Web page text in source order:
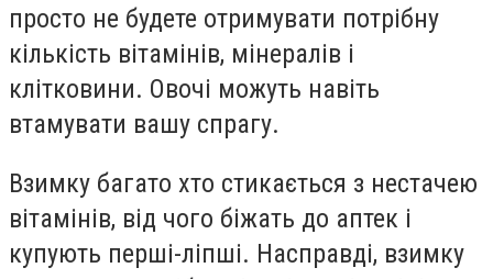
просто не будете отримувати потрібну
кількість вітамінів, мінералів і
клітковини. Овочі можуть навіть
втамувати вашу спрагу.
Взимку багато хто стикається з нестачею
вітамінів, від чого біжать до аптек і
купують перші-ліпші. Насправді, взимку